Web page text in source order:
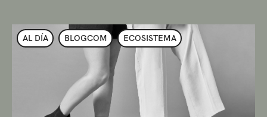
AL DÍA BLOGCOM ECOSISTEMA